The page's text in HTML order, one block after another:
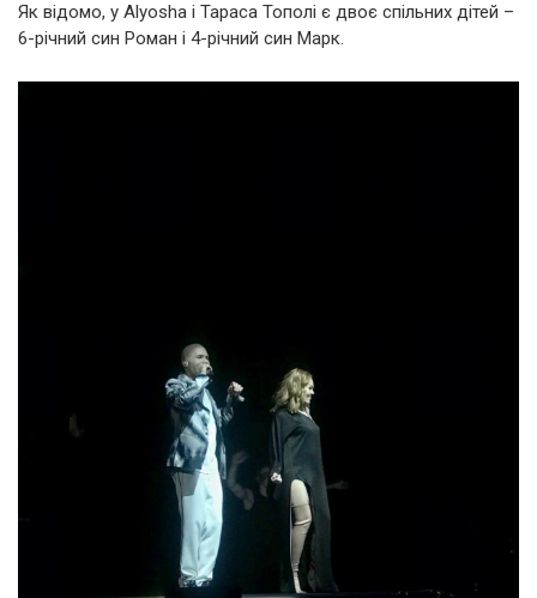
Як відомо, у Alyosha і Тараса Тополі є двоє спільних дітей –
6-річний син Роман і 4-річний син Марк.